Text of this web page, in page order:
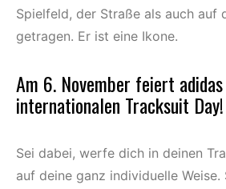
Spielfeld, der Straße als auch auf
getragen. Er ist eine Ikone.
Am 6. November feiert
internationalen Tracksuit Day!
Sei dabei, werfe dich in deinen
auf deine ganz individuelle Weise.